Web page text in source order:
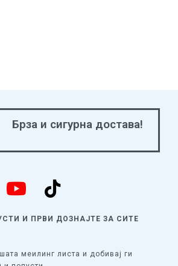
Брза и сигурна достава!
И ПРВИ ДОЗНАЈТЕ ЗА СИТЕ
меилинг листа и добивај ги